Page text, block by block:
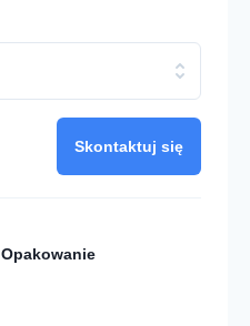
Skontaktuj się
Opakowanie